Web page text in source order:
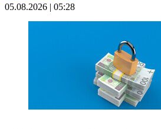
05.08.2026 | 05:28